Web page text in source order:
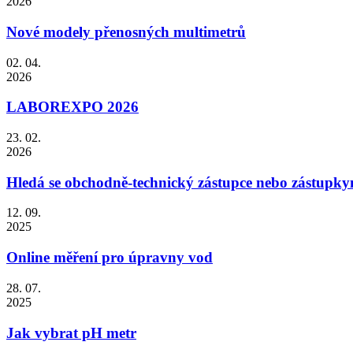
Nové modely přenosných multimetrů
02. 04.
2026
LABOREXPO 2026
23. 02.
2026
Hledá se obchodně-technický zástupce nebo
12. 09.
2025
Online měření pro úpravny vod
28. 07.
2025
Jak vybrat pH metr